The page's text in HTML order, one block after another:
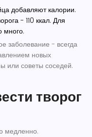
добавляют калории.
- 110 ккал. Для
много.
заболевание - всегда
новых
или советы соседей.
творог
медленно.